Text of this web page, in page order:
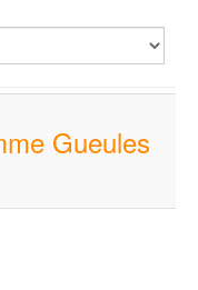
Gueules